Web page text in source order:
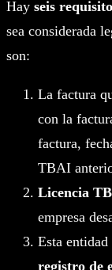
Hay seis
sea considerada
son:
La factura
con la
factura,
TBAI
Licencia
empresa
Esta
registro de